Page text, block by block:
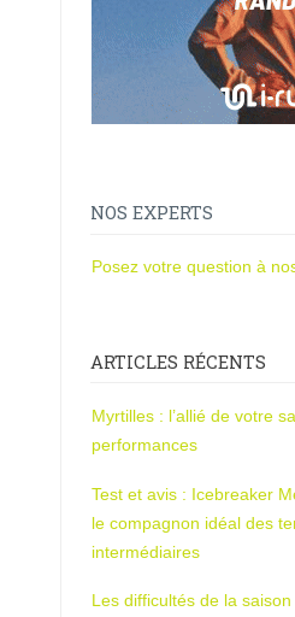
NOS EXPERTS
Posez votre question à
ARTICLES RÉCENTS
Myrtilles : l’allié de votre
performances
Test et avis : Icebreaker
le compagnon idéal des
intermédiaires
Les difficultés de la